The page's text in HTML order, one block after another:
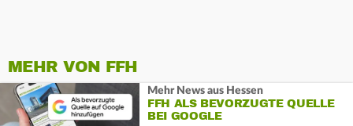
MEHR VON FFH
Mehr News aus Hessen
FFH ALS BEVORZUGTE QUELLE
BEI GOOGLE